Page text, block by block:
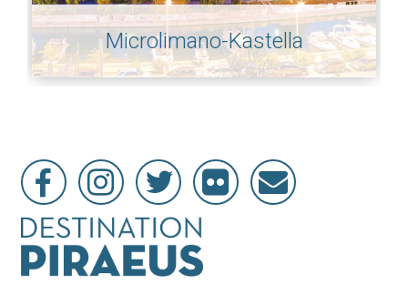
Microlimano-Kastella